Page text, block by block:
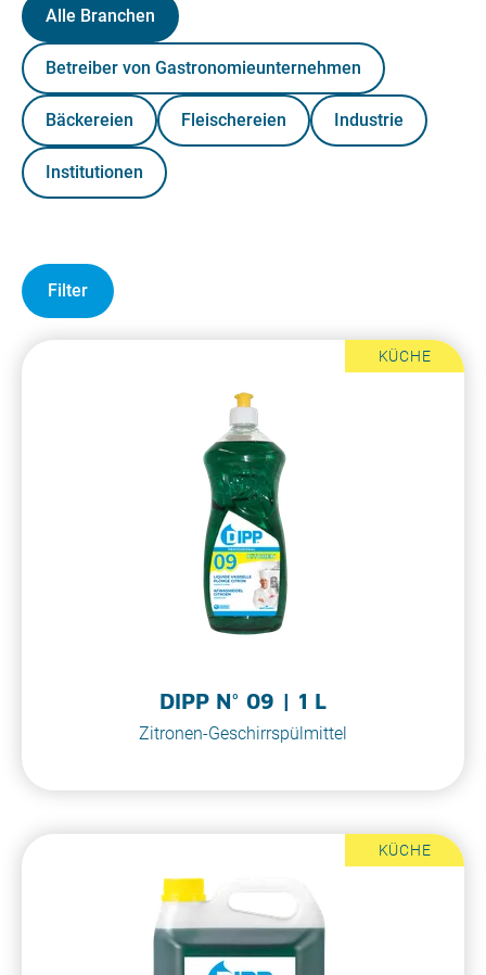
Alle Branchen
Betreiber von Gastronomieunternehmen
Bäckereien Fleischereien Industrie
Institutionen
Filter
KÜCHE
DIPP N° 09 | 1 L
Zitronen-Geschirrspülmittel
KÜCHE